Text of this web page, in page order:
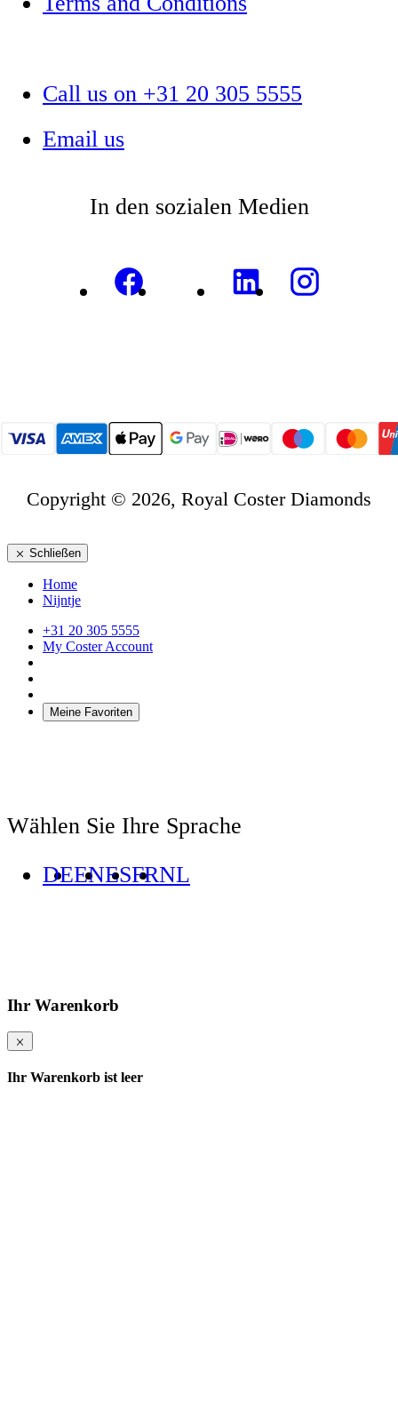
Call us on +31 20 305 5555
Email us
In den sozialen Medien
Copyright © 2026, Royal Coster Diamonds
Schließen
Home
Nijntje
+31 20 305 5555
My Coster Account
Meine Favoriten
Wählen Sie Ihre Sprache
DEENESFRNL
Ihr Warenkorb
Ihr Warenkorb ist leer